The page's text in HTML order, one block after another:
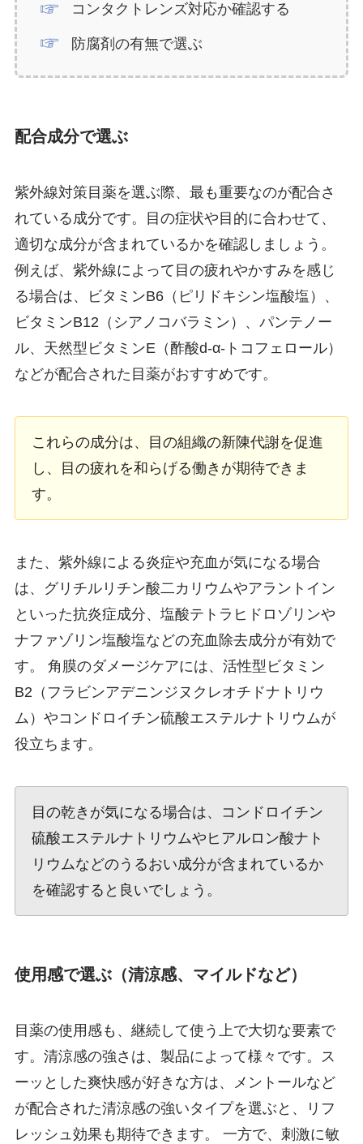
コンタクトレンズ対応か確認する
防腐剤の有無で選ぶ
配合成分で選ぶ
紫外線対策目薬を選ぶ際、最も重要なのが配合さ
れている成分です。目の症状や目的に合わせて、
適切な成分が含まれているかを確認しましょう。
例えば、紫外線によって目の疲れやかすみを感じ
る場合は、ビタミンB6（ピリドキシン塩酸塩）、
ビタミンB12（シアノコバラミン）、パンテノー
ル、天然型ビタミンE（酢酸d-α-トコフェロール）
などが配合された目薬がおすすめです。
これらの成分は、目の組織の新陳代謝を促進
し、目の疲れを和らげる働きが期待できま
す。
また、紫外線による炎症や充血が気になる場合
は、グリチルリチン酸二カリウムやアラントイン
といった抗炎症成分、塩酸テトラヒドロゾリンや
ナファゾリン塩酸塩などの充血除去成分が有効で
す。 角膜のダメージケアには、活性型ビタミン
B2（フラビンアデニンジヌクレオチドナトリウ
ム）やコンドロイチン硫酸エステルナトリウムが
役立ちます。
目の乾きが気になる場合は、コンドロイチン
硫酸エステルナトリウムやヒアルロン酸ナト
リウムなどのうるおい成分が含まれているか
を確認すると良いでしょう。
使用感で選ぶ（清涼感、マイルドなど）
目薬の使用感も、継続して使う上で大切な要素で
す。清涼感の強さは、製品によって様々です。ス
ーッとした爽快感が好きな方は、メントールなど
が配合された清涼感の強いタイプを選ぶと、リフ
レッシュ効果も期待できます。 一方で、刺激に敏